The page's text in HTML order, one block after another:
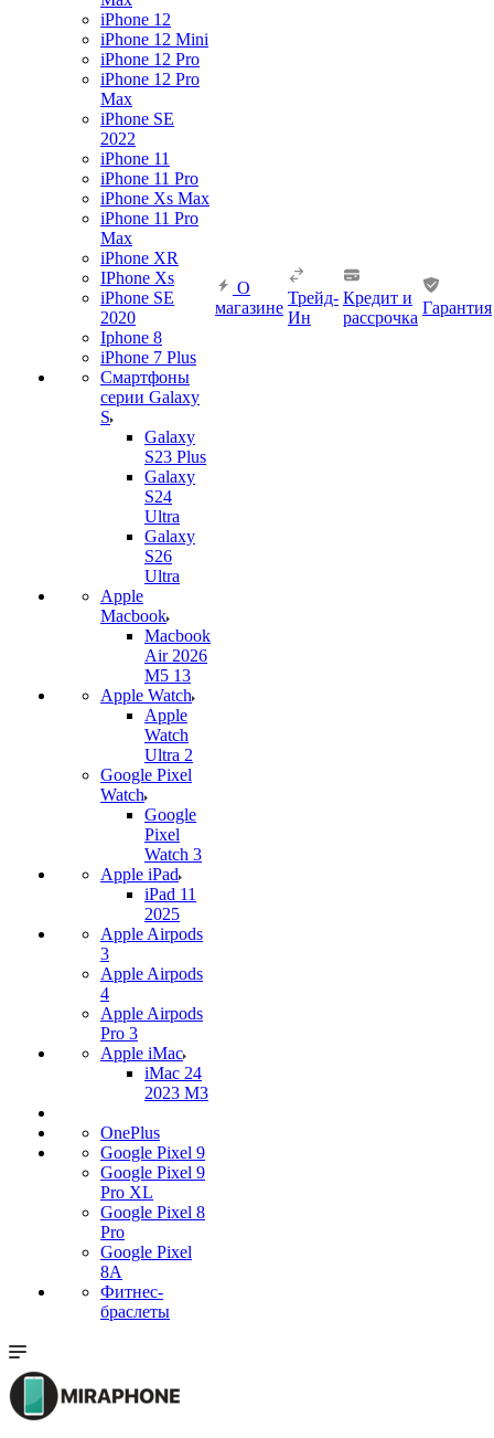
iPhone 12
iPhone 12 Mini
iPhone 12 Pro
iPhone 12 Pro
Max
iPhone SE
2022
iPhone 11
iPhone 11 Pro
iPhone Xs Max
iPhone 11 Pro
Max
iPhone XR
IPhone Xs
iPhone SE
2020
Iphone 8
iPhone 7 Plus
Смартфоны
серии Galaxy
S
Galaxy
S23 Plus
Galaxy
S24
Ultra
Galaxy
S26
Ultra
Apple
Macbook
Macbook
Air 2026
M5 13
Apple Watch
Apple
Watch
Ultra 2
Google Pixel
Watch
Google
Pixel
Watch 3
Apple iPad
iPad 11
2025
Apple Airpods
3
Apple Airpods
4
Apple Airpods
Pro 3
Apple iMac
iMac 24
2023 M3
OnePlus
Google Pixel 9
Google Pixel 9
Pro XL
Google Pixel 8
Pro
Google Pixel
8A
Фитнес-
браслеты
О
магазине
Трейд-
Ин
Кредит и
рассрочка
Гарантия